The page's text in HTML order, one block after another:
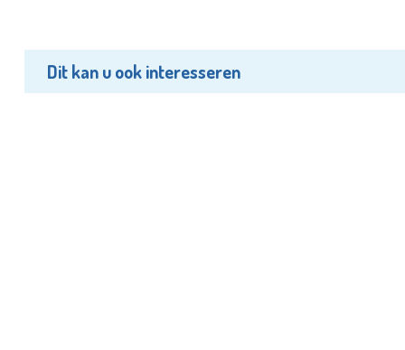
Dit kan u ook interesseren